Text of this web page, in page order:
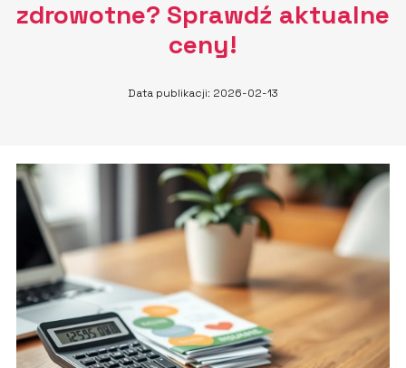
zdrowotne? Sprawdź aktualne
ceny!
Data publikacji: 2026-02-13